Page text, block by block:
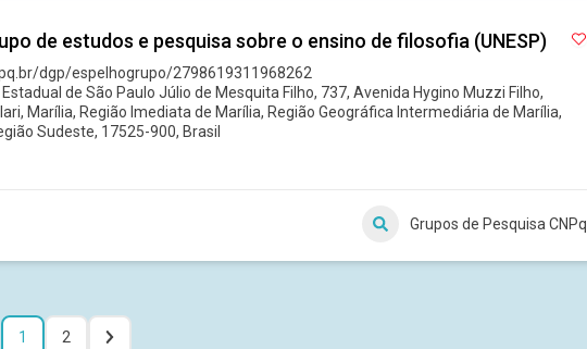
de estudos e pesquisa sobre o ensino de filosofia (UNESP)
dgp/espelhogrupo/2798619311968262
de São Paulo Júlio de Mesquita Filho, 737, Avenida Hygino Muzzi Filho,
Marília, Região Imediata de Marília, Região Geográfica Intermediária de Marília,
Sudeste, 17525-900, Brasil
Grupos de Pesquisa CNPq
1 2